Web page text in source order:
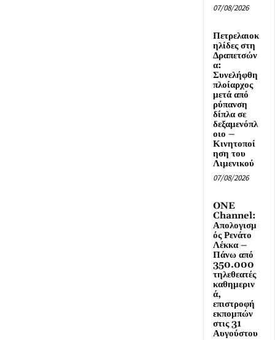
07/08/2026
Πετρελαιοκ
ηλίδες στη
Δραπετσών
α:
Συνελήφθη
πλοίαρχος
μετά από
ρύπανση
δίπλα σε
δεξαμενόπλ
οιο –
Κινητοποί
ηση του
Λιμενικού
07/08/2026
ONE
Channel:
Απολογισμ
ός Ρενάτο
Λέκκα –
Πάνω από
350.000
τηλεθεατές
καθημεριν
ά,
επιστροφή
εκπομπών
στις 31
Αυγούστου